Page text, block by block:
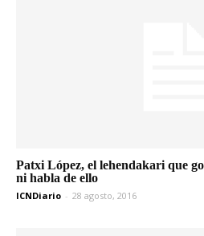
Patxi López, el lehendakari que
ni habla de ello
ICNDiario - 28 agosto, 2016